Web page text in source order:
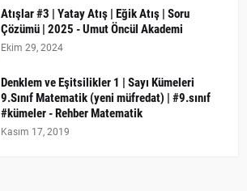
Atışlar #3 | Yatay Atış | Eğik Atış | Soru
Çözümü | 2025 - Umut Öncül Akademi
Ekim 29, 2024
Denklem ve Eşitsilikler 1 | Sayı Kümeleri
9.Sınıf Matematik (yeni müfredat) | #9.sınıf
#kümeler - Rehber Matematik
Kasım 17, 2019